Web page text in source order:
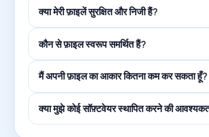
क्या मेरी फ़ाइलें सुरक्षित और निजी हैं?
कौन से फ़ाइल स्वरूप समर्थित हैं?
मैं अपनी फ़ाइल का आकार कितना कम कर सकता हूँ?
क्या मुझे कोई सॉफ़्टवेयर स्थापित करने की